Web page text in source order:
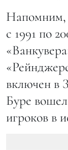
Напомним,
с 1991 по
включен в
Буре
игроков в